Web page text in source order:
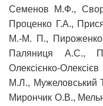
Семенов М.Ф.,
Проценко Г.А.,
М.-М. П., Пироженко
Паляниця А.С.,
Олексієнко-
М.Л., Мужеловський
Мирончик О.В.,